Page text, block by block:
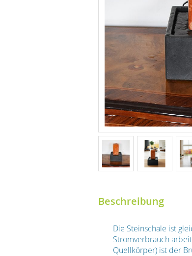
Beschreibung
Die Steinschale ist
Stromverbrauch
Quellkörper) ist der